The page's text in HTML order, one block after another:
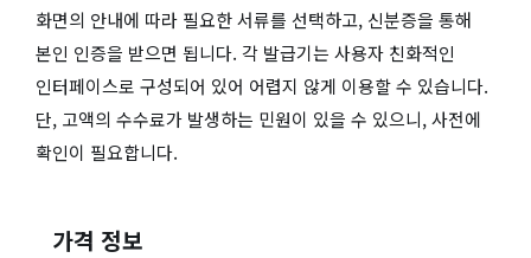
화면의 안내에 따라 필요한 서류를 선택하고, 신분증을 통해
본인 인증을 받으면 됩니다. 각 발급기는 사용자 친화적인
인터페이스로 구성되어 있어 어렵지 않게 이용할 수 있습니다.
단, 고액의 수수료가 발생하는 민원이 있을 수 있으니, 사전에
확인이 필요합니다.
가격 정보